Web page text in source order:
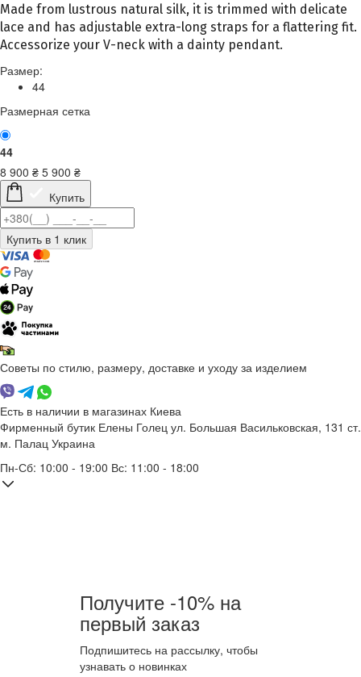
Made from lustrous natural silk, it is trimmed with delicate
lace and has adjustable extra-long straps for a flattering fit.
Accessorize your V-neck with a dainty pendant.
Размер:
44
Размерная сетка
44
8 900 ₴ 5 900 ₴
Купить
Советы по стилю, размеру, доставке и уходу за изделием
Есть в наличии в магазинах Киева
Фирменный бутик Елены Голец ул. Большая Васильковская, 131 ст.
м. Палац Украина
Пн-Сб: 10:00 - 19:00 Вс: 11:00 - 18:00
Получите -10% на
первый заказ
Подпишитесь на рассылку, чтобы
узнавать о новинках